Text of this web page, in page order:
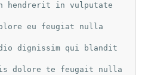
hendrerit in vulputate
eu feugiat nulla
dignissim qui blandit
dolore te feugait nulla